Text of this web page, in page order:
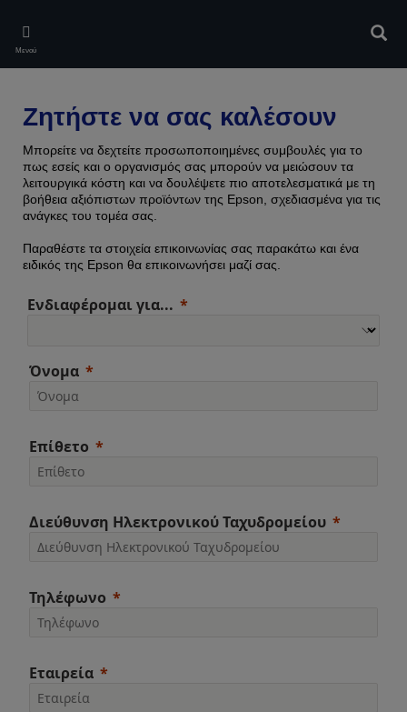
main
content
Μενού
Ζητήστε να σας καλέσουν
Μπορείτε να δεχτείτε προσωποποιημένες συμβουλές για το
πως εσείς και ο οργανισμός σας μπορούν να μειώσουν τα
λειτουργικά κόστη και να δουλέψετε πιο αποτελεσματικά με τη
βοήθεια αξιόπιστων προϊόντων της Epson, σχεδιασμένα για τις
ανάγκες του τομέα σας.
Παραθέστε τα στοιχεία επικοινωνίας σας παρακάτω και ένα
ειδικός της Epson θα επικοινωνήσει μαζί σας.
Ενδιαφέρομαι για...
Όνομα
Επίθετο
Διεύθυνση Ηλεκτρονικού Ταχυδρομείου
Τηλέφωνο
Εταιρεία